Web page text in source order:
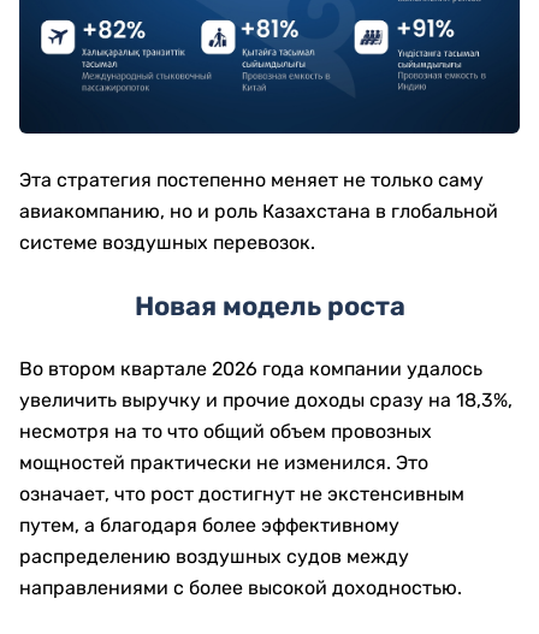
Эта стратегия постепенно меняет не только саму
авиакомпанию, но и роль Казахстана в глобальной
системе воздушных перевозок.
Новая модель роста
Во втором квартале 2026 года компании удалось
увеличить выручку и прочие доходы сразу на 18,3%,
несмотря на то что общий объем провозных
мощностей практически не изменился. Это
означает, что рост достигнут не экстенсивным
путем, а благодаря более эффективному
распределению воздушных судов между
направлениями с более высокой доходностью.